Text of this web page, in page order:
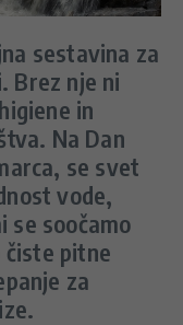
sestavina za
Brez nje ni
in
Na Dan
se svet
vode,
se soočamo
pitne
za